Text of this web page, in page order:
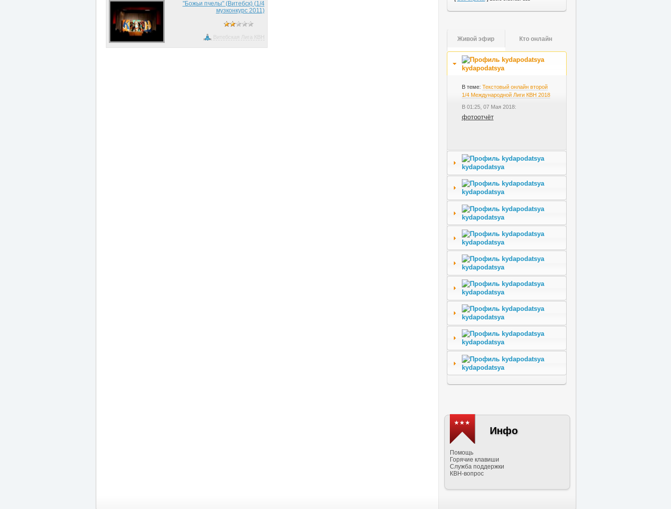
"Божьи пчелы" (Витебск) (1/4
музконкурс 2011)
Витебская Лига КВН Живой эфир Кто онлайн
kydapodatsya
В теме: Текстовый онлайн второй
1/4 Международной Лиги КВН 2018
В 01:25, 07 Мая 2018:
фотоотчёт
kydapodatsya
kydapodatsya
kydapodatsya
kydapodatsya
kydapodatsya
kydapodatsya
kydapodatsya
kydapodatsya
kydapodatsya
★★★
Инфо
Помощь
Горячие клавиши
Служба поддержки
КВН-вопрос